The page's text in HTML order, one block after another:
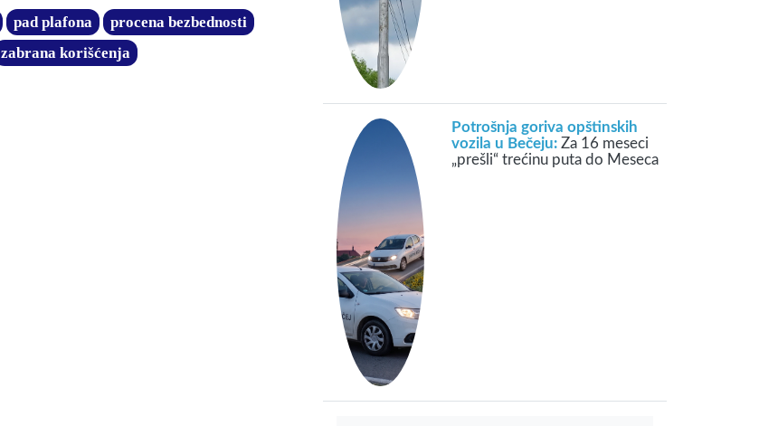
pad plafona
procena bezbednosti
zabrana korišćenja
Potrošnja goriva opštinskih
vozila u Bečeju: Za 16 meseci
„prešli“ trećinu puta do Meseca